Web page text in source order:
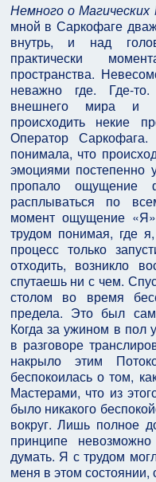
Немного о
мной в Саркофаге
внутрь, и над
практически
пространства.
неважно где. Где-
внешнего мира и
происходить некие
Оператор
понимала, что
эмоциями постепенно
пропало ощущение
расплываться по
момент ощущение
трудом понимая, где
процесс только
отходить, возникло
спутаешь ни с чем.
столом во время
предела. Это был
Когда за ужином в пол
в разговоре
накрыло этим
беспокоилась о том,
Мастерами, что из
было никакого
вокруг. Лишь полное
принципе
думать. Я с трудом
меня в этом состоянии,